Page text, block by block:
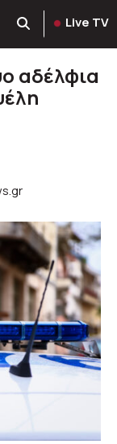
Live TV
αδέλφια